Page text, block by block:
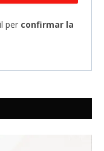
per confirmar la